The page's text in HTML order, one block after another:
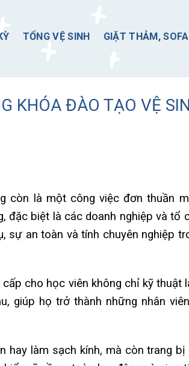
TỔNG VỆ SINH GIẶT THẢM,
KHÓA ĐÀO TẠO VỆ
còn là một công việc đơn thuần
đặc biệt là các doanh nghiệp và tổ
sự an toàn và tính chuyên nghiệp
cho học viên không chỉ kỹ thuật
giúp họ trở thành những nhân
hay làm sạch kính, mà còn trang bị